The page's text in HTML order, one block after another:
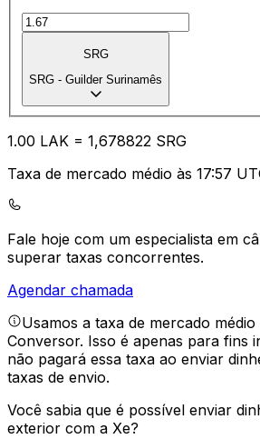
SRG
SRG - Guilder Surinamês
1.00 LAK = 1,678822 SRG
Taxa de mercado médio às 17:57
Fale hoje com um especialista em
superar taxas concorrentes.
Agendar chamada
Usamos a taxa de mercado
Conversor. Isso é apenas para fins
não pagará essa taxa ao enviar
taxas de envio.
Você sabia que é possível enviar
exterior com a Xe?